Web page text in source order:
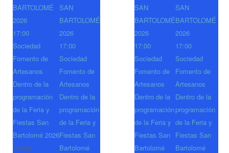
BARTOLOMÉ
2026
17:00
Sociedad
Fomento de
Artesanos
Dentro de la
programación
de la Feria y
Fiestas San
Bartolomé 2026
Fecha :
SAN
BARTOLOMÉ
2026
17:00
Sociedad
Fomento de
Artesanos
Dentro de la
programación
de la Feria y
Fiestas San
Bartolomé
SAN
BARTOLOMÉ
2026
17:00
Sociedad
Fomento de
Artesanos
Dentro de la
programación
de la Feria y
Fiestas San
Bartolomé
SAN
BARTOLOMÉ
2026
17:00
Sociedad
Fomento de
Artesanos
Dentro de la
programación
de la Feria y
Fiestas San
Bartolomé